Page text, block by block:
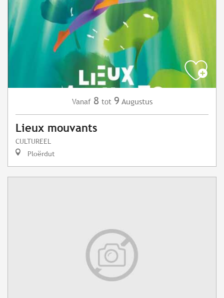
Vanaf 8 tot 9 Augustus
Lieux mouvants
CULTUREEL
Ploërdut